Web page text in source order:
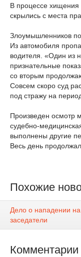
В процессе хищения
скрылись с места
Злоумышленников
Из автомобиля
водителя. «Один из
признательные
со вторым
Совсем скоро суд
под стражу на
Произведен осмотр
судебно-
выполнены другие
Весь день
Похожие
Дело о нападении
заседатели
Комментарии